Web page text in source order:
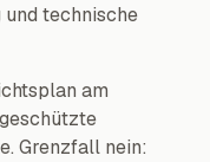
technische
am
Grenzfall nein: